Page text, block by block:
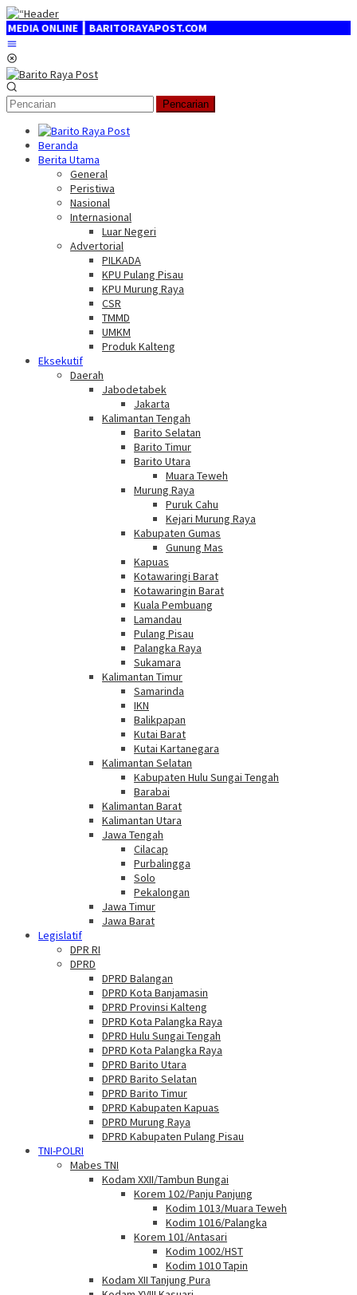
Loncat
ke
konten
ONLINE ┃ BARITORAYAPOST.COM
Pencarian
Beranda
Berita Utama
General
Peristiwa
Nasional
Internasional
Luar Negeri
Advertorial
PILKADA
KPU Pulang Pisau
KPU Murung Raya
CSR
TMMD
UMKM
Produk Kalteng
Eksekutif
Daerah
Jabodetabek
Jakarta
Kalimantan Tengah
Barito Selatan
Barito Timur
Barito Utara
Muara Teweh
Murung Raya
Puruk Cahu
Kejari Murung Raya
Kabupaten Gumas
Gunung Mas
Kapuas
Kotawaringi Barat
Kotawaringin Barat
Kuala Pembuang
Lamandau
Pulang Pisau
Palangka Raya
Sukamara
Kalimantan Timur
Samarinda
IKN
Balikpapan
Kutai Barat
Kutai Kartanegara
Kalimantan Selatan
Kabupaten Hulu Sungai Tengah
Barabai
Kalimantan Barat
Kalimantan Utara
Jawa Tengah
Cilacap
Purbalingga
Solo
Pekalongan
Jawa Timur
Jawa Barat
Legislatif
DPR RI
DPRD
DPRD Balangan
DPRD Kota Banjamasin
DPRD Provinsi Kalteng
DPRD Kota Palangka Raya
DPRD Hulu Sungai Tengah
DPRD Kota Palangka Raya
DPRD Barito Utara
DPRD Barito Selatan
DPRD Barito Timur
DPRD Kabupaten Kapuas
DPRD Murung Raya
DPRD Kabupaten Pulang Pisau
TNI-POLRI
Mabes TNI
Kodam XXII/Tambun Bungai
Korem 102/Panju Panjung
Kodim 1013/Muara Teweh
Kodim 1016/Palangka
Korem 101/Antasari
Kodim 1002/HST
Kodim 1010 Tapin
Kodam XII Tanjung Pura